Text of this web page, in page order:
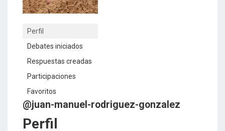
Perfil
Debates iniciados
Respuestas creadas
Participaciones
Favoritos
@juan-manuel-rodriguez-gonzalez
Perfil